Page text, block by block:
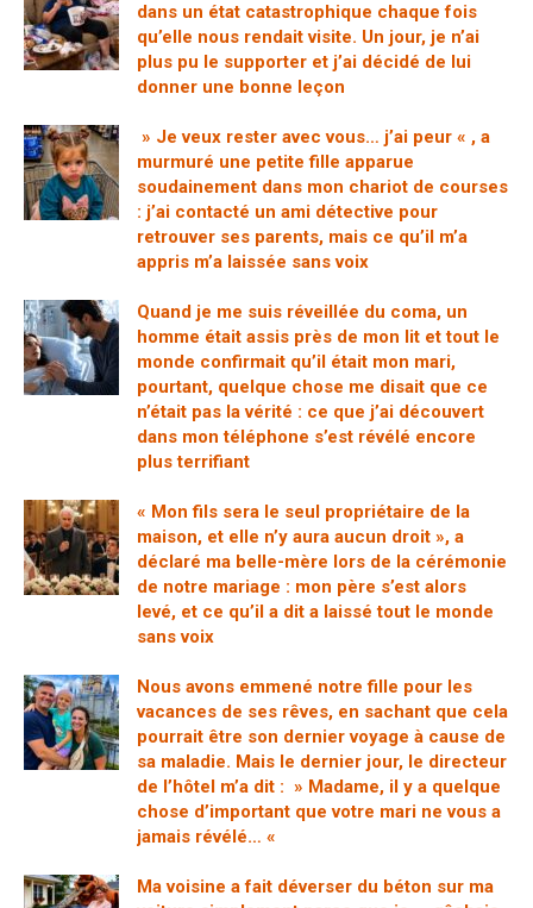
dans un état catastrophique chaque fois
qu’elle nous rendait visite. Un jour, je n’ai
plus pu le supporter et j’ai décidé de lui
donner une bonne leçon
» Je veux rester avec vous… j’ai peur « , a
murmuré une petite fille apparue
soudainement dans mon chariot de courses
: j’ai contacté un ami détective pour
retrouver ses parents, mais ce qu’il m’a
appris m’a laissée sans voix
Quand je me suis réveillée du coma, un
homme était assis près de mon lit et tout le
monde confirmait qu’il était mon mari,
pourtant, quelque chose me disait que ce
n’était pas la vérité : ce que j’ai découvert
dans mon téléphone s’est révélé encore
plus terrifiant
« Mon fils sera le seul propriétaire de la
maison, et elle n’y aura aucun droit », a
déclaré ma belle-mère lors de la cérémonie
de notre mariage : mon père s’est alors
levé, et ce qu’il a dit a laissé tout le monde
sans voix
Nous avons emmené notre fille pour les
vacances de ses rêves, en sachant que cela
pourrait être son dernier voyage à cause de
sa maladie. Mais le dernier jour, le directeur
de l’hôtel m’a dit : » Madame, il y a quelque
chose d’important que votre mari ne vous a
jamais révélé… «
Ma voisine a fait déverser du béton sur ma